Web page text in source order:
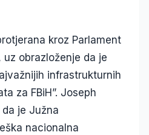
kroz Parlament
obrazloženje da je
infrastrukturnih
za FBiH”. Joseph
je Južna
nacionalna